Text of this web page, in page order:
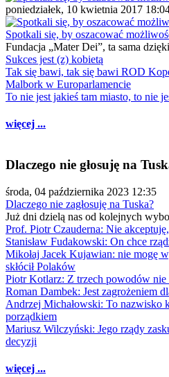
poniedziałek, 10 kwietnia 2017
Spotkali się, by oszacować
Fundacja „Mater Dei”, ta sama
Sukces jest (z) kobietą
Tak się bawi, tak się bawi ROD
Malbork w Europarlamencie
To nie jest jakieś tam miasto, to nie
więcej ...
Dlaczego nie głosuję na
środa, 04 października 2023 12:35
Dlaczego nie zagłosuję na Tuska?
Już dni dzielą nas od kolejnych
Prof. Piotr Czauderna: Nie
Stanisław Fudakowski: On chce
Mikołaj Jacek Kujawian: nie mogę
skłócił Polaków
Piotr Kotlarz: Z trzech powodów nie
Roman Dambek: Jest zagrożeniem
Andrzej Michałowski: To nazwisko
porządkiem
Mariusz Wilczyński: Jego rządy
decyzji
więcej ...